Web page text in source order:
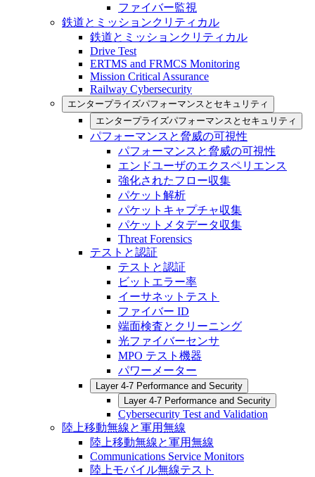
ファイバー監視
鉄道とミッションクリティカル
鉄道とミッションクリティカル
Drive Test
ERTMS and FRMCS Monitoring
Mission Critical Assurance
Railway Cybersecurity
エンタープライズパフォーマンスとセキュリティ
エンタープライズパフォーマンスとセキュリティ
パフォーマンスと脅威の可視性
パフォーマンスと脅威の可視性
エンドユーザのエクスペリエンス
強化されたフロー収集
パケット解析
パケットキャプチャ収集
パケットメタデータ収集
Threat Forensics
テストと認証
テストと認証
ビットエラー率
イーサネットテスト
ファイバー ID
端面検査とクリーニング
光ファイバーセンサ
MPO テスト機器
パワーメーター
Layer 4-7 Performance and Security
Layer 4-7 Performance and Security
Cybersecurity Test and Validation
陸上移動無線と軍用無線
陸上移動無線と軍用無線
Communications Service Monitors
陸上モバイル無線テスト